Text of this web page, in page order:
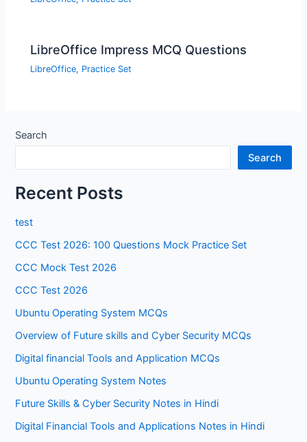
LibreOffice Impress MCQ Questions
LibreOffice, Practice Set
Search
Search
Recent Posts
test
CCC Test 2026: 100 Questions Mock Practice Set
CCC Mock Test 2026
CCC Test 2026
Ubuntu Operating System MCQs
Overview of Future skills and Cyber Security MCQs
Digital financial Tools and Application MCQs
Ubuntu Operating System Notes
Future Skills & Cyber Security Notes in Hindi
Digital Financial Tools and Applications Notes in Hindi